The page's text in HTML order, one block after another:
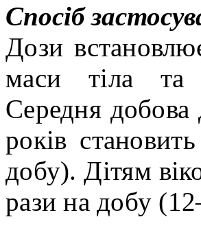
Спосіб
Дози
маси тіла та
Середня добова
років
добу). Дітям
рази на добу